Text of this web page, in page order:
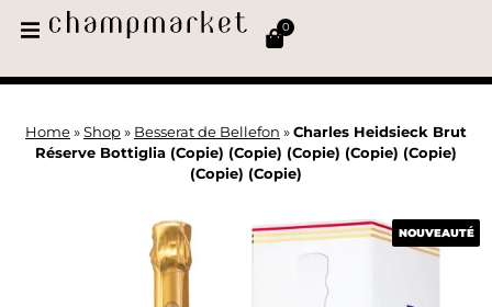
0
Home » Shop » Besserat de Bellefon » Charles Heidsieck Brut
Réserve Bottiglia (Copie) (Copie) (Copie) (Copie) (Copie)
(Copie) (Copie)
NOUVEAUTÉ